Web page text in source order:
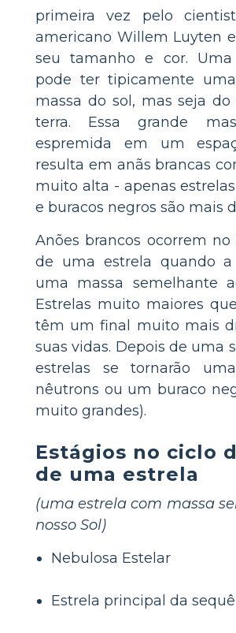
primeira vez pelo
americano Willem Luyten
seu tamanho e cor. Uma
pode ter tipicamente
massa do sol, mas seja
terra. Essa grande
espremida em um
resulta em anãs brancas
muito alta - apenas
e buracos negros são mais
Anões brancos ocorrem
de uma estrela quando
uma massa semelhante
Estrelas muito maiores
têm um final muito mais
suas vidas. Depois de uma
estrelas se tornarão
nêutrons ou um buraco
muito grandes).
Estágios no ciclo
de uma estrela
(uma estrela com massa
nosso Sol)
Nebulosa Estelar
Estrela principal da